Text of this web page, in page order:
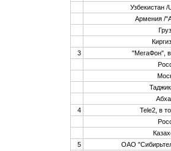
Узбекистан /
Армения /
3
"МегаФон",
4
Tele2, в
5
ОАО